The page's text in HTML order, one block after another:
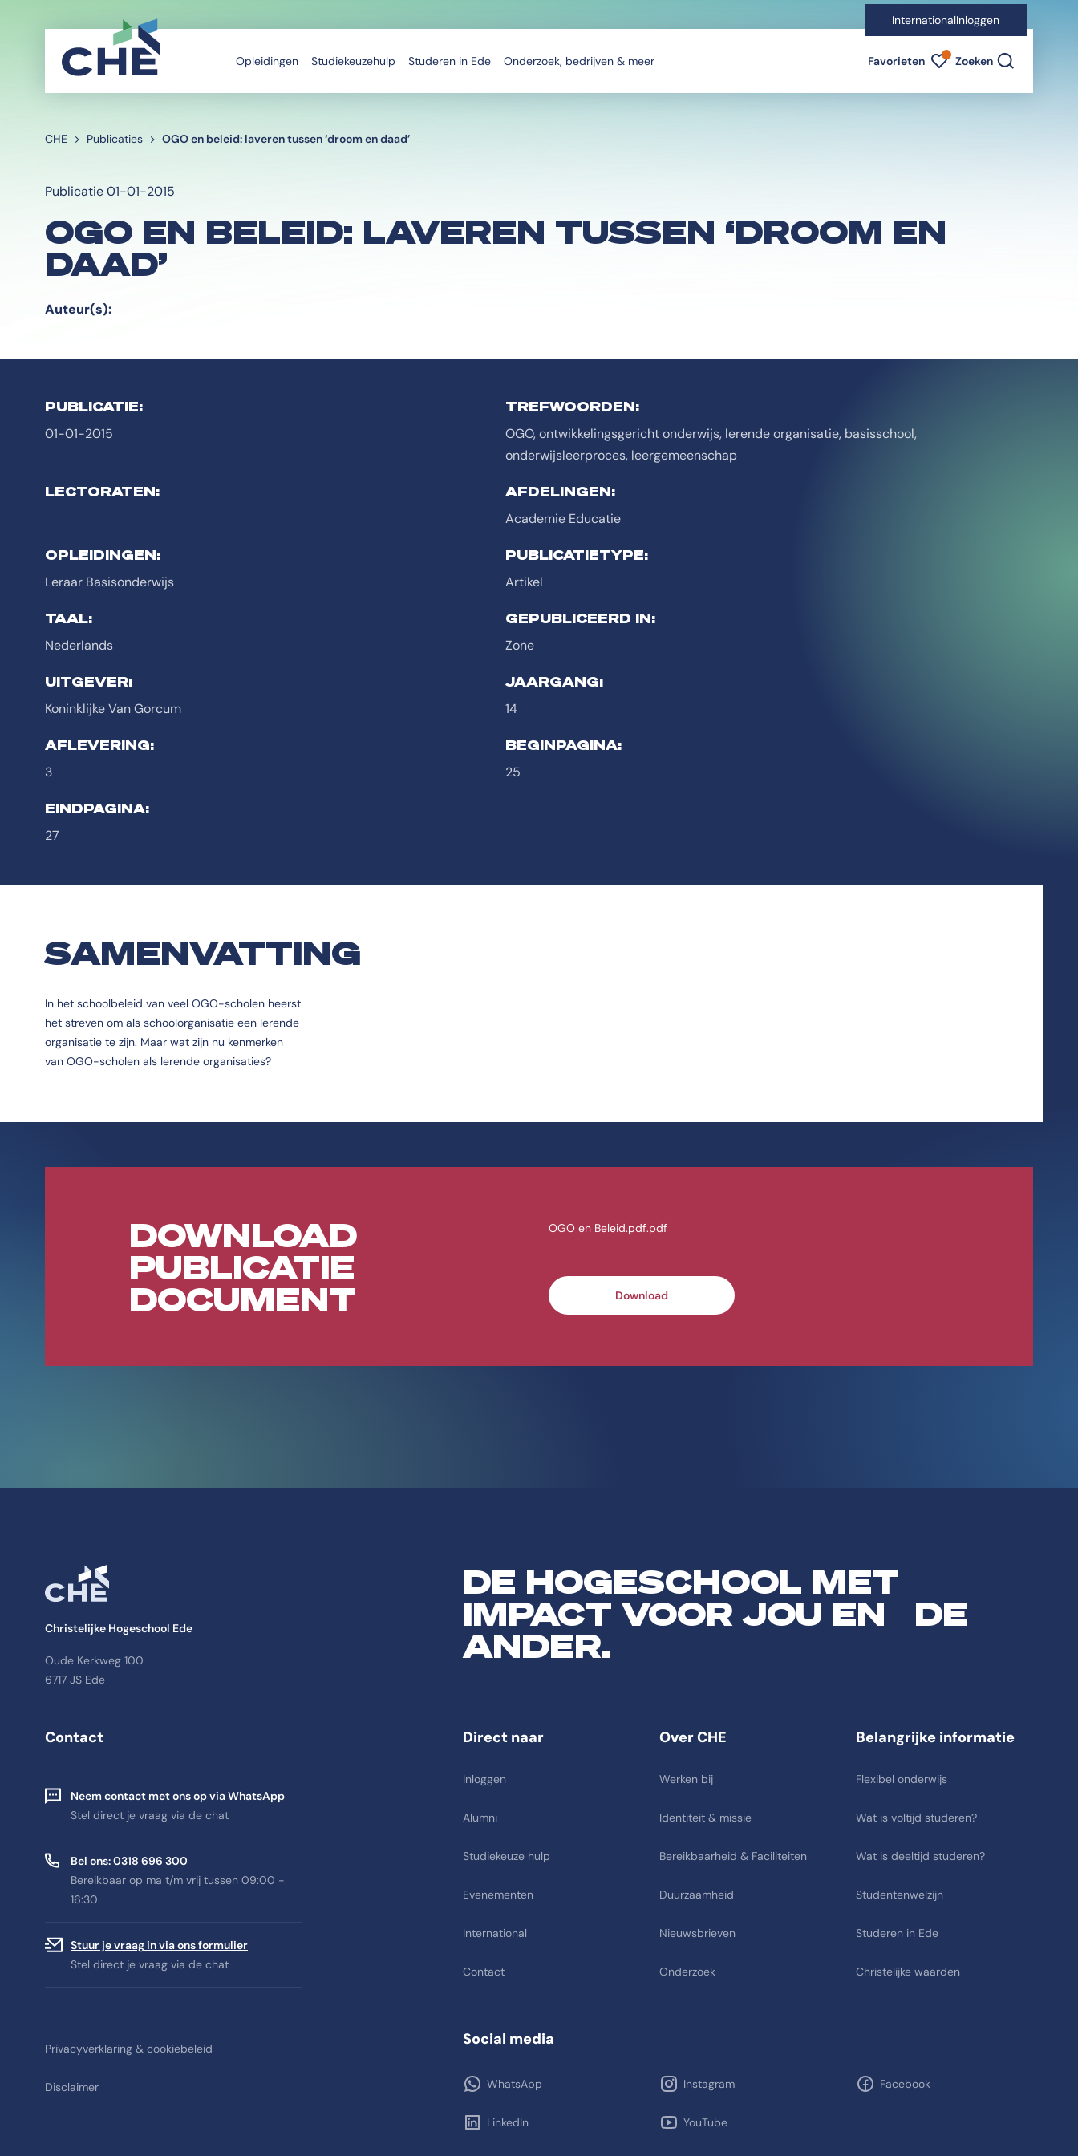
InternationalInloggen
Opleidingen Studiekeuzehulp Studeren in Ede Onderzoek, bedrijven & meer Favorieten Favorieten indicator
Zoeken
CHE Publicaties OGO en beleid: laveren tussen ‘droom en daad’
Publicatie 01-01-2015
OGO EN BELEID: LAVEREN TUSSEN ‘DROOM EN
DAAD’
Auteur(s):
PUBLICATIE:
01-01-2015
TREFWOORDEN:
OGO, ontwikkelingsgericht onderwijs, lerende organisatie, basisschool,
onderwijsleerproces, leergemeenschap
LECTORATEN:
AFDELINGEN:
Academie Educatie
OPLEIDINGEN:
Leraar Basisonderwijs
PUBLICATIETYPE:
Artikel
TAAL:
Nederlands
GEPUBLICEERD IN:
Zone
UITGEVER:
Koninklijke Van Gorcum
JAARGANG:
14
AFLEVERING:
3
BEGINPAGINA:
25
EINDPAGINA:
27
SAMENVATTING
In het schoolbeleid van veel OGO-scholen heerst
het streven om als schoolorganisatie een lerende
organisatie te zijn. Maar wat zijn nu kenmerken
van OGO-scholen als lerende organisaties?
DOWNLOAD
PUBLICATIE
DOCUMENT
OGO en Beleid.pdf.pdf
Download
Christelijke Hogeschool Ede
Oude Kerkweg 100
6717 JS Ede
DE HOGESCHOOL MET
IMPACT VOOR JOU EN DE
ANDER.
Contact
Neem contact met ons op via WhatsApp
Stel direct je vraag via de chat
Bel ons: 0318 696 300
Bereikbaar op ma t/m vrij tussen 09:00 -
16:30
Stuur je vraag in via ons formulier
Stel direct je vraag via de chat
Direct naar
Inloggen
Alumni
Studiekeuze hulp
Evenementen
International
Contact
Over CHE
Werken bij
Identiteit & missie
Bereikbaarheid & Faciliteiten
Duurzaamheid
Nieuwsbrieven
Onderzoek
Belangrijke informatie
Flexibel onderwijs
Wat is voltijd studeren?
Wat is deeltijd studeren?
Studentenwelzijn
Studeren in Ede
Christelijke waarden
Privacyverklaring & cookiebeleid
Disclaimer
Social media
WhatsApp Instagram Facebook
LinkedIn YouTube